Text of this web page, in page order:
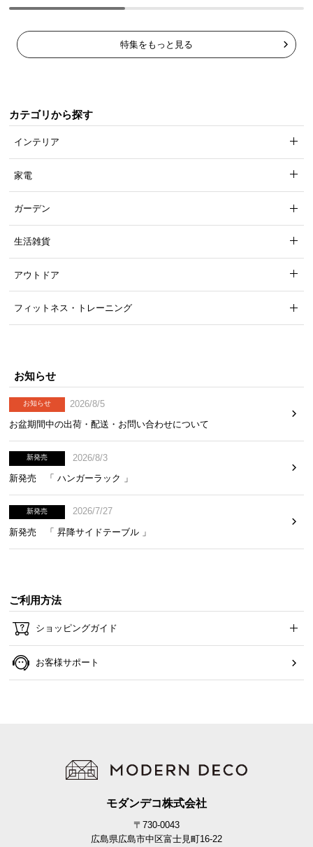
特集をもっと見る
カテゴリから探す
インテリア
家電
ガーデン
生活雑貨
アウトドア
フィットネス・トレーニング
お知らせ
お知らせ
2026/8/5
お盆期間中の出荷・配送・お問い合わせについて
新発売
2026/8/3
新発売 「 ハンガーラック 」
新発売
2026/7/27
新発売 「 昇降サイドテーブル 」
ご利用方法
ショッピングガイド
お客様サポート
モダンデコ株式会社
〒730-0043
広島県広島市中区富士見町16-22